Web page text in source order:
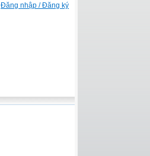
Đăng nhập / Đăng ký